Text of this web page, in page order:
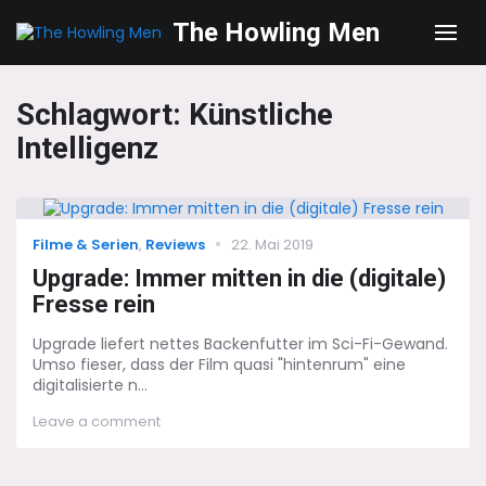
The Howling Men
Schlagwort: Künstliche
Intelligenz
Categories
Filme & Serien, Reviews
Posted
22. Mai 2019
Upgrade: Immer mitten in die (digitale)
Fresse rein
Upgrade liefert nettes Backenfutter im Sci-Fi-Gewand.
Umso fieser, dass der Film quasi "hintenrum" eine
digitalisierte n...
Leave a commenton